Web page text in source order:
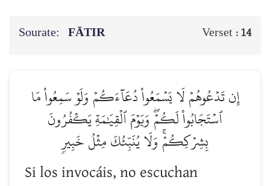
Sourate: FĀTIR Verset : 14
إِن تَدۡعُوهُمۡ لَا يَسۡمَعُواْ دُعَآءَكُمۡ وَلَوۡ سَمِعُواْ مَا
ٱسۡتَجَابُواْ لَكُمۡۖ وَيَوۡمَ ٱلۡقِيَٰمَةِ يَكۡفُرُونَ
بِشِرۡكِكُمۡۚ وَلَا يُنَبِّئُكَ مِثۡلُ خَبِيرٖ
Si los invocáis, no escuchan